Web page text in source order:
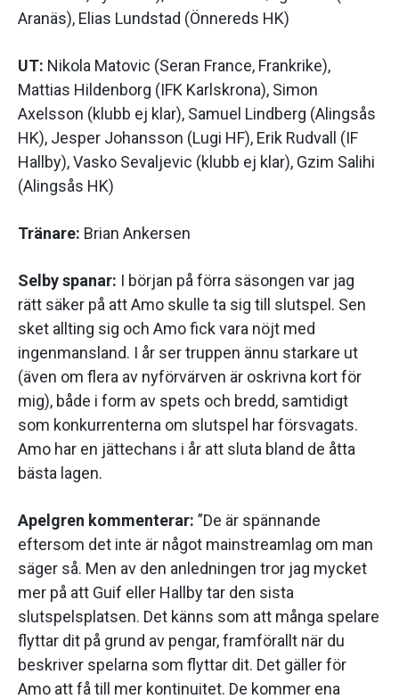
Aranäs), Elias Lundstad (Önnereds HK)
UT: Nikola Matovic (Seran France, Frankrike),
Mattias Hildenborg (IFK Karlskrona), Simon
Axelsson (klubb ej klar), Samuel Lindberg (Alingsås
HK), Jesper Johansson (Lugi HF), Erik Rudvall (IF
Hallby), Vasko Sevaljevic (klubb ej klar), Gzim Salihi
(Alingsås HK)
Tränare: Brian Ankersen
Selby spanar: I början på förra säsongen var jag
rätt säker på att Amo skulle ta sig till slutspel. Sen
sket allting sig och Amo fick vara nöjt med
ingenmansland. I år ser truppen ännu starkare ut
(även om flera av nyförvärven är oskrivna kort för
mig), både i form av spets och bredd, samtidigt
som konkurrenterna om slutspel har försvagats.
Amo har en jättechans i år att sluta bland de åtta
bästa lagen.
Apelgren kommenterar: ”De är spännande
eftersom det inte är något mainstreamlag om man
säger så. Men av den anledningen tror jag mycket
mer på att Guif eller Hallby tar den sista
slutspelsplatsen. Det känns som att många spelare
flyttar dit på grund av pengar, framförallt när du
beskriver spelarna som flyttar dit. Det gäller för
Amo att få till mer kontinuitet. De kommer ena